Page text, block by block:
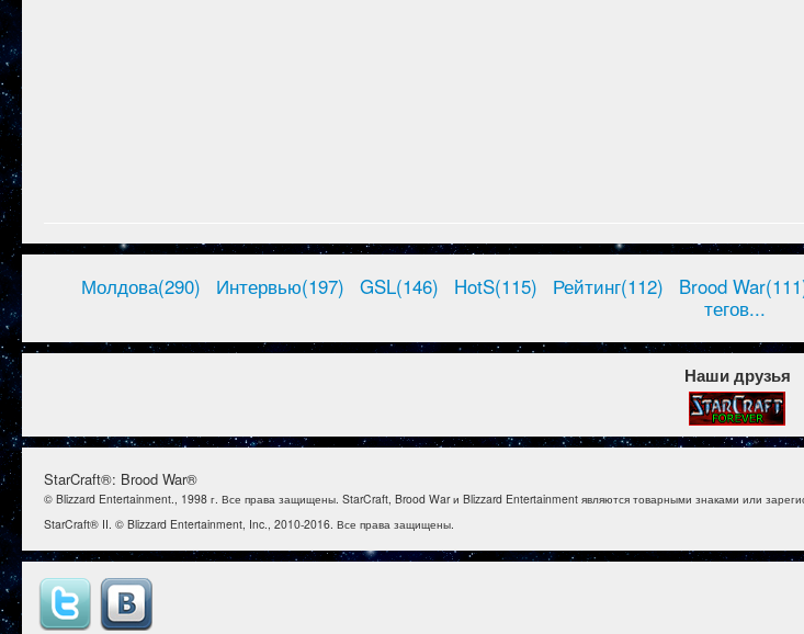
Молдова(290) Интервью(197) GSL(146) HotS(115) Рейтинг(112) Brood
тегов...
Наши друзья
StarCraft®: Brood War®
© Blizzard Entertainment., 1998 г. Все права защищены. StarCraft, Brood War и Blizzard Entertainment являются товарными знаками или
StarCraft® II. © Blizzard Entertainment, Inc., 2010-2016. Все права защищены.